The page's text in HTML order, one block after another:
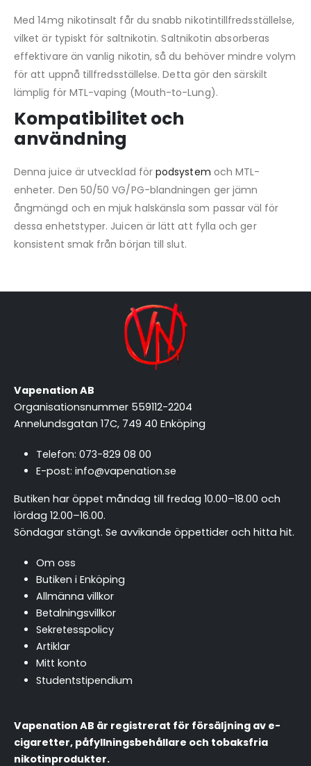
Med 14mg nikotinsalt får du snabb nikotintillfredsställelse,
vilket är typiskt för saltnikotin. Saltnikotin absorberas
effektivare än vanlig nikotin, så du behöver mindre volym
för att uppnå tillfredsställelse. Detta gör den särskilt
lämplig för MTL-vaping (Mouth-to-Lung).
Kompatibilitet och
användning
Denna juice är utvecklad förpodsystem och MTL-
enheter. Den 50/50 VG/PG-blandningen ger jämn
ångmängd och en mjuk halskänsla som passar väl för
dessa enhetstyper. Juicen är lätt att fylla och ger
konsistent smak från början till slut.
Vapenation AB
Organisationsnummer 559112-2204
Annelundsgatan 17C, 749 40 Enköping
Telefon: 073-829 08 00
E-post: info@vapenation.se
Butiken har öppet måndag till fredag 10.00–18.00 och
lördag 12.00–16.00.
Söndagar stängt. Se avvikande öppettider och hitta hit.
Om oss
Butiken i Enköping
Allmänna villkor
Betalningsvillkor
Sekretesspolicy
Artiklar
Mitt konto
Studentstipendium
Vapenation AB är registrerat för försäljning av e-
cigaretter, påfyllningsbehållare och tobaksfria
nikotinprodukter.